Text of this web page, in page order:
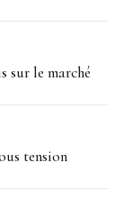
sur le marché
tension